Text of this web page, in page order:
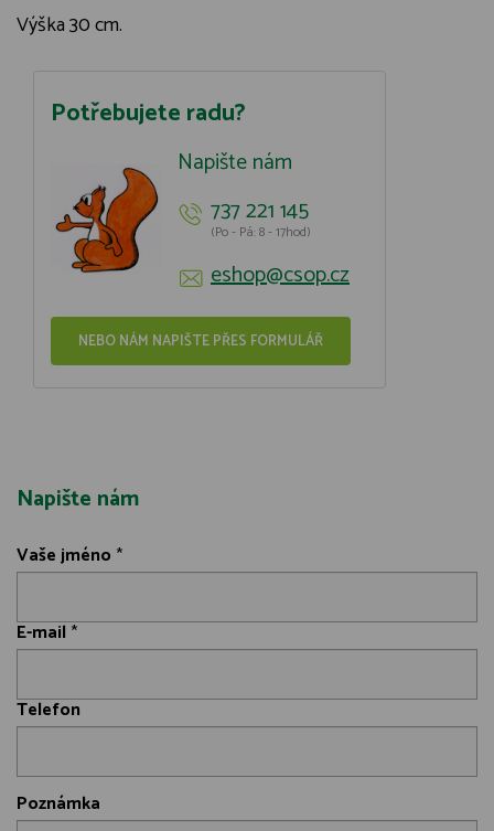
Výška 30 cm.
Potřebujete radu?
Napište nám
737 221 145
(Po - Pá: 8 - 17hod)
eshop@csop.cz
NEBO NÁM NAPIŠTE PŘES FORMULÁŘ
Napište nám
Vaše jméno *
E-mail *
Telefon
Poznámka